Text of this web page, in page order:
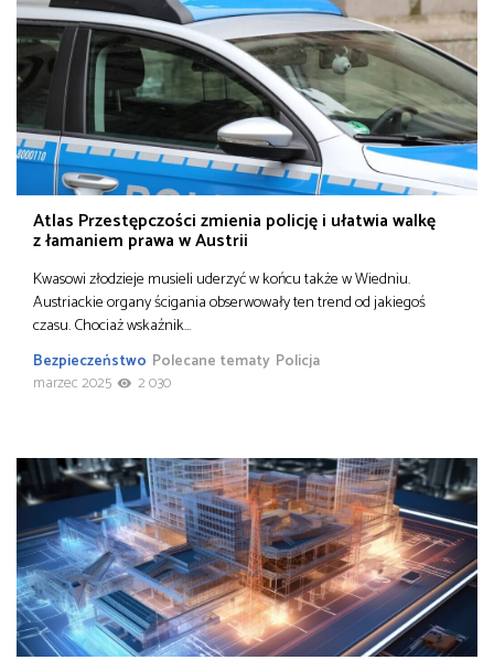
Atlas Przestępczości zmienia policję i ułatwia walkę
z łamaniem prawa w Austrii
Kwasowi złodzieje musieli uderzyć w końcu także w Wiedniu.
Austriackie organy ścigania obserwowały ten trend od jakiegoś
czasu. Chociaż wskaźnik…
Bezpieczeństwo Polecane tematy Policja
marzec 2025
2 030